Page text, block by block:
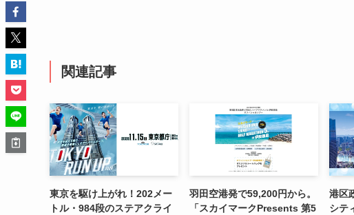
関連記事
東京を駆け上がれ！202メー
トル・984段のステアクライ
羽田空港発で59,200円から。
「スカイマークPresents 第5
港区
シテ